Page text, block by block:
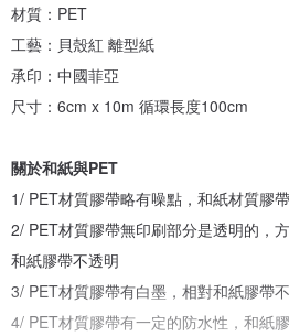
材質：PET
工藝：貝殼紅 離型紙
承印：中國菲亞
尺寸：6cm x 10m 循環長度100cm
關於和紙與PET
1/ PET材質膠帶略有噪點，和紙材質膠
2/ PET材質膠帶無印刷部分是透明的，
和紙膠帶不透明
3/ PET材質膠帶有白墨，相對和紙膠帶
4/ PET材質膠帶有一定的防水性，和紙